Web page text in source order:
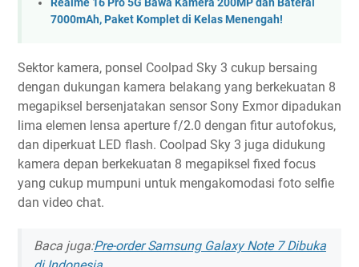
Realme 16 Pro 5G Bawa Kamera 200MP dan Baterai
7000mAh, Paket Komplet di Kelas Menengah!
Sektor kamera, ponsel Coolpad Sky 3 cukup bersaing
dengan dukungan kamera belakang yang berkekuatan 8
megapiksel bersenjatakan sensor Sony Exmor dipadukan
lima elemen lensa aperture f/2.0 dengan fitur autofokus,
dan diperkuat LED flash. Coolpad Sky 3 juga didukung
kamera depan berkekuatan 8 megapiksel fixed focus
yang cukup mumpuni untuk mengakomodasi foto selfie
dan video chat.
Baca juga:Pre-order Samsung Galaxy Note 7 Dibuka